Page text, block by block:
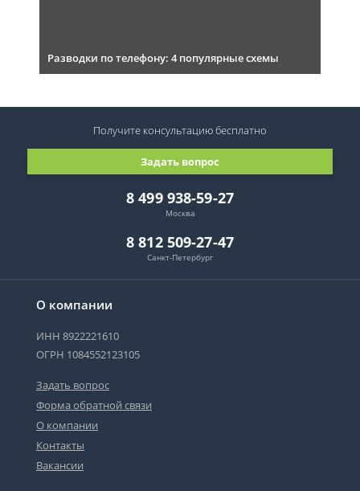
Разводки по телефону: 4 популярные схемы
О компании
ИНН 8922221610
ОГРН 1084552123105
Задать вопрос
Форма обратной связи
О компании
Контакты
Вакансии
8 499 938-59-27
Москва
8 812 509-27-47
Санкт-Петербург
Задать вопрос
Получите консультациюбесплатно